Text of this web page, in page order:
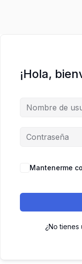
¡Hola,
Mantenerme
¿No tienes